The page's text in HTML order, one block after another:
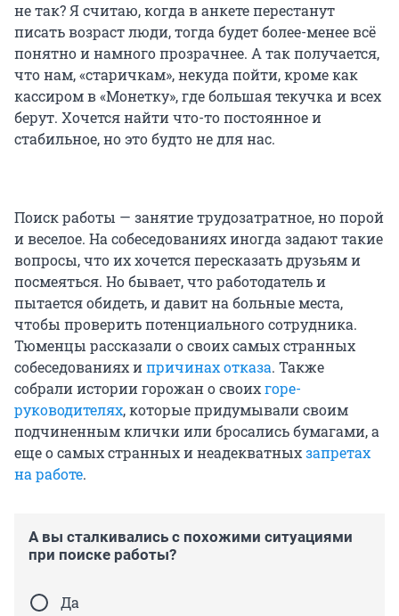
не так? Я считаю, когда в анкете перестанут
писать возраст люди, тогда будет более-менее всё
понятно и намного прозрачнее. А так получается,
что нам, «старичкам», некуда пойти, кроме как
кассиром в «Монетку», где большая текучка и всех
берут. Хочется найти что-то постоянное и
стабильное, но это будто не для нас.
Поиск работы — занятие трудозатратное, но порой
и веселое. На собеседованиях иногда задают такие
вопросы, что их хочется пересказать друзьям и
посмеяться. Но бывает, что работодатель и
пытается обидеть, и давит на больные места,
чтобы проверить потенциального сотрудника.
Тюменцы рассказали о своих самых странных
собеседованиях ипричинах отказа. Также
собрали истории горожан о своихгоре-
руководителях, которые придумывали своим
подчиненным клички или бросались бумагами, а
еще о самых странных и неадекватныхзапретах
на работе.
А вы сталкивались с похожими ситуациями
при поиске работы?
Да